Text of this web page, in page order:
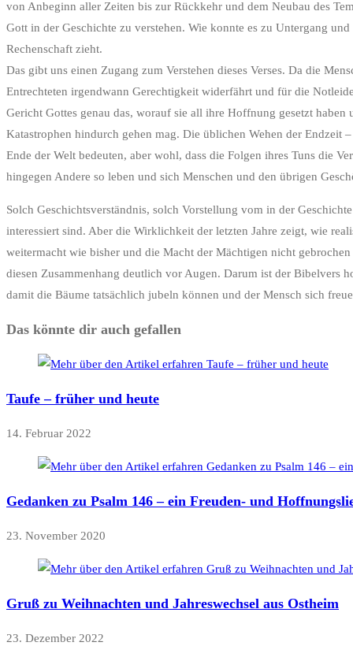
von Anbeginn aller Zeiten bis zur Rückkehr und dem Neubau des
Gott in der Geschichte zu verstehen. Wie konnte es zu Untergang
Rechenschaft zieht.
Das gibt uns einen Zugang zum Verstehen dieses Verses. Da die
Entrechteten irgendwann Gerechtigkeit widerfährt und für die
Gericht Gottes genau das, worauf sie all ihre Hoffnung gesetzt
Katastrophen hindurch gehen mag. Die üblichen Wehen der Endzeit
Ende der Welt bedeuten, aber wohl, dass die Folgen ihres Tuns die
hingegen Andere so leben und sich Menschen und den übrigen
Solch Geschichtsverständnis, solch Vorstellung vom in der
interessiert sind. Aber die Wirklichkeit der letzten Jahre zeigt, wie
weitermacht wie bisher und die Macht der Mächtigen nicht
diesen Zusammenhang deutlich vor Augen. Darum ist der Bibelvers
damit die Bäume tatsächlich jubeln können und der Mensch sich
Das könnte dir auch gefallen
Taufe – früher und heute
14. Februar 2022
Gedanken zu Psalm 146 – ein Freuden- und
23. November 2020
Gruß zu Weihnachten und Jahreswechsel aus Ostheim
23. Dezember 2022